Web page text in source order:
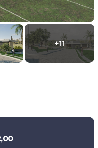
1.000.000,00 ou +